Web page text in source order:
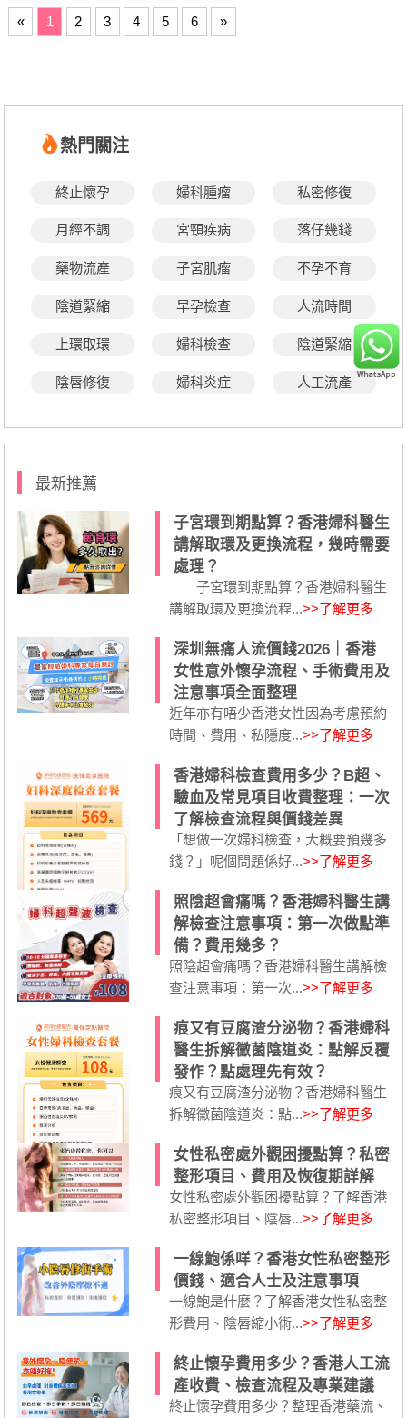
« 1 2 3 4 5 6 »
熱門關注
終止懷孕 婦科腫瘤 私密修復
月經不調 宮頸疾病 落仔幾錢
藥物流產 子宮肌瘤 不孕不育
陰道緊縮 早孕檢查 人流時間
上環取環 婦科檢查 陰道緊縮
陰唇修復 婦科炎症 人工流產
最新推薦
子宮環到期點算？香港婦科醫生
講解取環及更換流程，幾時需要
處理？
子宮環到期點算？香港婦科醫生
講解取環及更換流程...>>了解更多
深圳無痛人流價錢2026｜香港
女性意外懷孕流程、手術費用及
注意事項全面整理
近年亦有唔少香港女性因為考慮預約
時間、費用、私隱度...>>了解更多
香港婦科檢查費用多少？B超、
驗血及常見項目收費整理：一次
了解檢查流程與價錢差異
「想做一次婦科檢查，大概要預幾多
錢？」呢個問題係好...>>了解更多
照陰超會痛嗎？香港婦科醫生講
解檢查注意事項：第一次做點準
備？費用幾多？
照陰超會痛嗎？香港婦科醫生講解檢
查注意事項：第一次...>>了解更多
痕又有豆腐渣分泌物？香港婦科
醫生拆解黴菌陰道炎：點解反覆
發作？點處理先有效？
痕又有豆腐渣分泌物？香港婦科醫生
拆解黴菌陰道炎：點...>>了解更多
女性私密處外觀困擾點算？私密
整形項目、費用及恢復期詳解
女性私密處外觀困擾點算？了解香港
私密整形項目、陰唇...>>了解更多
一線鮑係咩？香港女性私密整形
價錢、適合人士及注意事項
一線鮑是什麼？了解香港女性私密整
形費用、陰唇縮小術...>>了解更多
終止懷孕費用多少？香港人工流
產收費、檢查流程及專業建議
終止懷孕費用多少？整理香港藥流、